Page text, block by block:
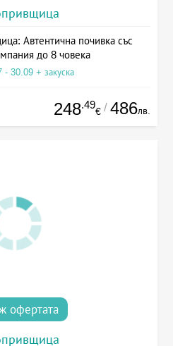
Автентична почивка със
до 8 човека
- 30.09 + закуска
248.49
€ / 486лв.
офертата